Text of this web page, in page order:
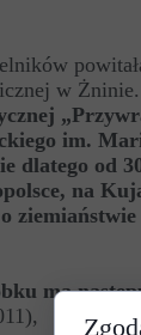
w Żninie.
im.
dlatego od
na
ma